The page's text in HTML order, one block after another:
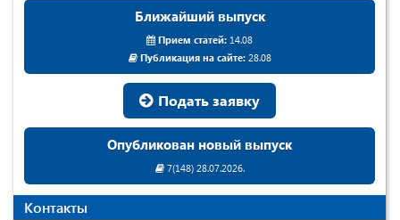
Ближайший выпуск
Прием статей: 14.08
Публикация на сайте:28.08
Подать заявку
Опубликован новый выпуск
7(148) 28.07.2026.
Контакты